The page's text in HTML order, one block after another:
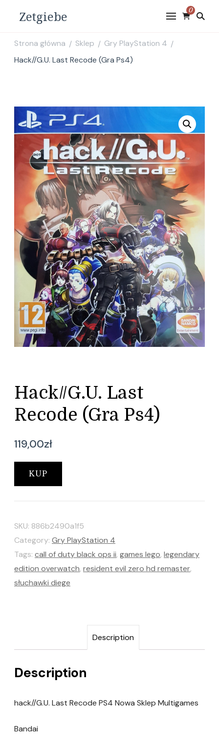
Zetgiebe 0
Strona główna / Sklep / Gry PlayStation 4 /
Hack//G.U. Last Recode (Gra Ps4)
Hack//G.U. Last
Recode (Gra Ps4)
119,00zł
KUP
SKU: 886b2490a1f5
Category: Gry PlayStation 4
Tags: call of duty black ops ii, games lego, legendary
edition overwatch, resident evil zero hd remaster,
słuchawki diege
Description
Description
hack//G.U. Last Recode PS4 Nowa Sklep Multigames
Bandai